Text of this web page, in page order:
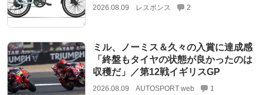
2026.08.09 レスポンス 2
ミル、ノーミス＆久々の入賞に達成感
「終盤もタイヤの状態が良かったのは
収穫だ」／第12戦イギリスGP
2026.08.09 AUTOSPORT web 1